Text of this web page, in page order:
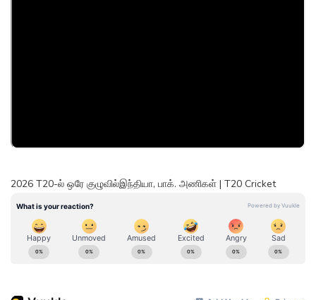
2026 T20-ல் ஒரே குழுவில்இந்தியா, பாக். அணிகள் | T20 Cricket